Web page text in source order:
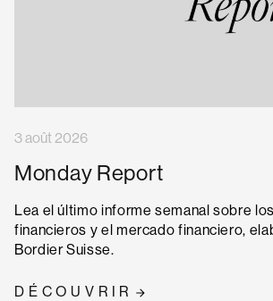
3 août 2026
Monday Report
Lea el último informe semanal sobre
financieros y el mercado financiero,
Bordier Suisse.
DÉCOUVRIR